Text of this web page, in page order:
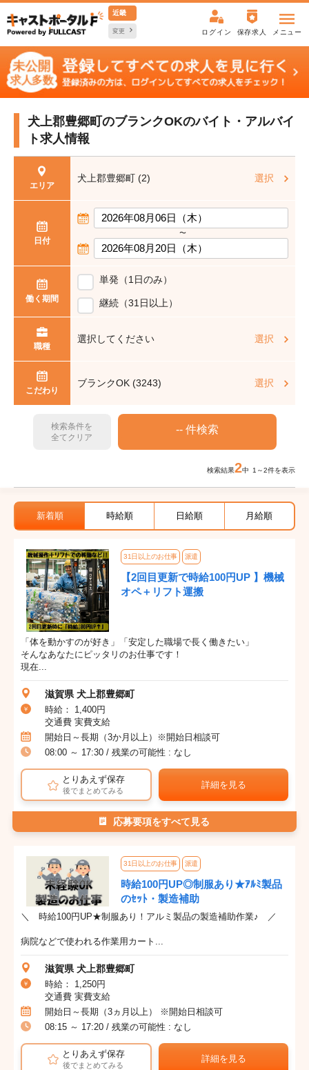
近畿
変更 ログイン 保存求人 メニュー
犬上郡豊郷町のブランクOKのバイト・アルバイ
ト求人情報
エリア
犬上郡豊郷町 (2) 選択
日付
〜
働く期間
単発（1日のみ）
継続（31日以上）
職種
選択してください 選択
こだわり
ブランクOK (3243) 選択
検索条件を
全てクリア
検索結果2中 1～2件を表示
新着順 時給順 日給順 月給順
31日以上のお仕事 派遣
【2回目更新で時給100円UP 】機械
オペ＋リフト運搬
「体を動かすのが好き」「安定した職場で長く働きたい」
そんなあなたにピッタリのお仕事です！
現在...
滋賀県 犬上郡豊郷町
時給： 1,400円
交通費 実費支給
開始日～長期（3か月以上）※開始日相談可
08:00 ～ 17:30 / 残業の可能性 : なし
とりあえず保存
後でまとめてみる
詳細を見る
応募要項をすべて見る
31日以上のお仕事 派遣
時給100円UP◎制服あり★ｱﾙﾐ製品
のｾｯﾄ・製造補助
＼ 時給100円UP★制服あり！アルミ製品の製造補助作業♪ ／
病院などで使われる作業用カート...
滋賀県 犬上郡豊郷町
時給： 1,250円
交通費 実費支給
開始日～長期（3ヵ月以上） ※開始日相談可
08:15 ～ 17:20 / 残業の可能性 : なし
とりあえず保存
後でまとめてみる
詳細を見る